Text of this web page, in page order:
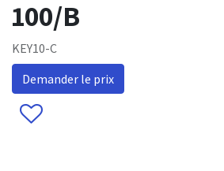
100/B
KEY10-C
Demander le prix